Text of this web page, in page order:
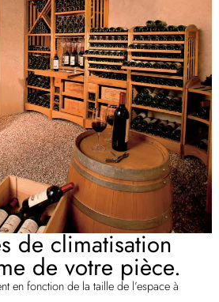
de climatisation
de votre pièce.
en fonction de la taille de l’espace à